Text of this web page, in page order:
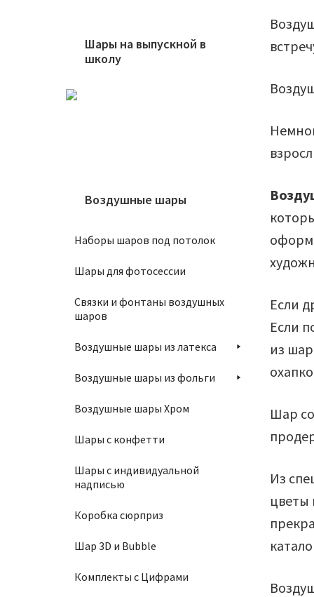
Если
Если
из
Шар
Из
цветы
Шары на выпускной в
школу
Воздушные шары
Наборы шаров под потолок
Шары для фотосессии
Связки и фонтаны воздушных
шаров
Воздушные шары из латекса
Воздушные шары из фольги
Воздушные шары Хром
Шары с конфетти
Шары с индивидуальной
надписью
Коробка сюрприз
Шар 3D и Bubble
Комплекты с Цифрами